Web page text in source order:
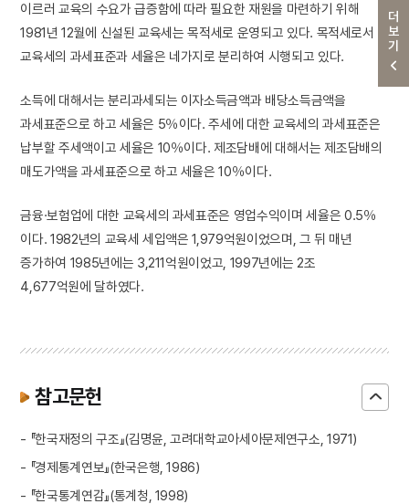
더보기
이르러 교육의 수요가 급증함에 따라 필요한 재원을 마련하기 위해
1981년 12월에 신설된 교육세는 목적세로 운영되고 있다. 목적세로서
교육세의 과세표준과 세율은 네가지로 분리하여 시행되고 있다.
소득에 대해서는 분리과세되는 이자소득금액과 배당소득금액을
과세표준으로 하고 세율은 5％이다. 주세에 대한 교육세의 과세표준은
납부할 주세액이고 세율은 10％이다. 제조담배에 대해서는 제조담배의
매도가액을 과세표준으로 하고 세율은 10％이다.
금융·보험업에 대한 교육세의 과세표준은 영업수익이며 세율은 0.5％
이다. 1982년의 교육세 세입액은 1,979억원이었으며, 그 뒤 매년
증가하여 1985년에는 3,211억원이었고, 1997년에는 2조
4,677억원에 달하였다.
참고문헌
- 『한국재정의 구조』(김명윤, 고려대학교아세아문제연구소, 1971)
- 『경제통계연보』(한국은행, 1986)
- 『한국통계연감』(통계청, 1998)